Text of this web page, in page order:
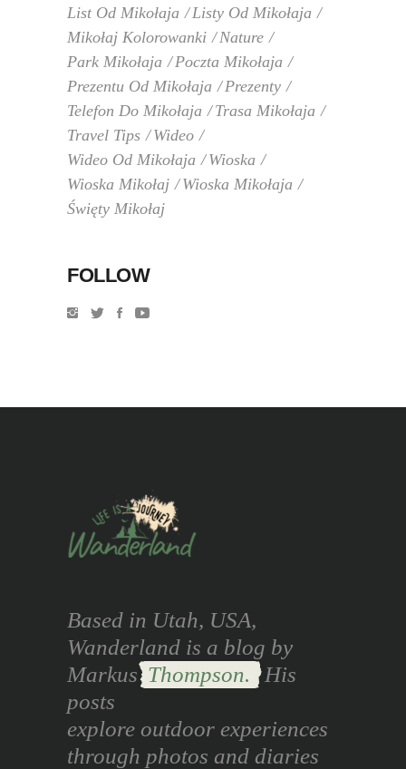
List Od Mikołaja
Listy Od Mikołaja
Mikołaj Kolorowanki
Nature
Park Mikołaja
Poczta Mikołaja
Prezentu Od Mikołaja
Prezenty
Telefon Do Mikołaja
Trasa Mikołaja
Travel Tips
Wideo
Wideo Od Mikołaja
Wioska
Wioska Mikołaj
Wioska Mikołaja
Święty Mikołaj
FOLLOW
Based in Utah, USA,
Wanderland is a blog by
Markus Thompson. His
posts
explore outdoor experiences
through photos and diaries